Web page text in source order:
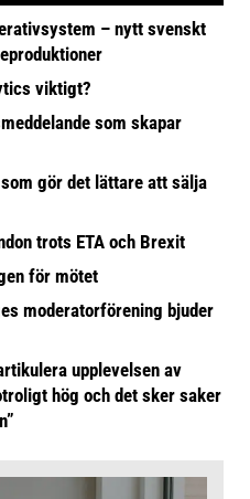
– nytt svenskt
viktigt?
som skapar
gör det lättare att sälja
trots ETA och Brexit
för mötet
moderatorförening bjuder
upplevelsen av
hög och det sker saker